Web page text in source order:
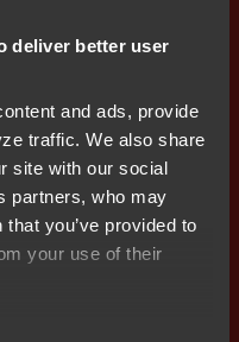
deliver better user
and ads, provide
traffic. We also share
site with our social
partners, who may
you’ve provided to
your use of their
april 2000 för att
genom att
för "shippers",
agenter,
hantera bokning och
genom en enda
portal
tydlighet,
kedjan och är